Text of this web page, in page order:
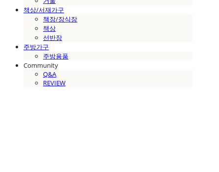
책상/서재가구
책장/장식장
책상
선반장
주방가구
주방용품
Community
Q&A
REVIEW